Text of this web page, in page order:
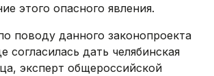
этого опасного явления.
поводу данного законопроекта
согласилась дать челябинская
эксперт общероссийской